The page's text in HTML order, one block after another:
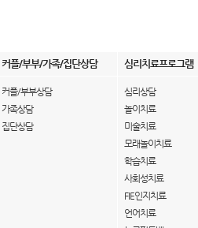
커플/부부/가족/집단상담 심리치료프로그램
커플/부부상담
가족상담
집단상담
심리상담
놀이치료
미술치료
모래놀이치료
학습치료
사회성치료
FIE인지치료
언어치료